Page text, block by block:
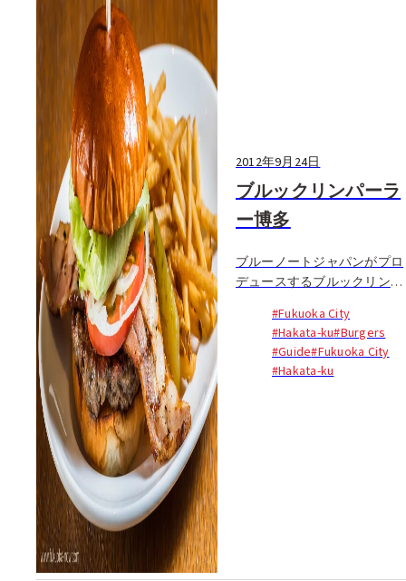
2012年9月24日
ブルックリンパーラ
ー博多
ブルーノートジャパンがプロ
デュースするブルックリンパ
の人種が生活するNYの下町ブ
ルックリンがコンセプトだ...
#Fukuoka City
#Hakata-ku#Burgers
#Guide#Fukuoka City
#Hakata-ku